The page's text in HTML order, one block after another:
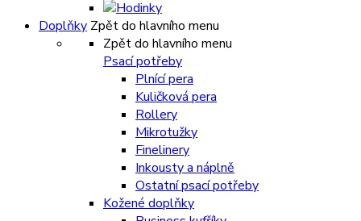
Doplňky Zpět do hlavního menu
Zpět do hlavního menu
Psací potřeby
Plnící pera
Kuličková pera
Rollery
Mikrotužky
Finelinery
Inkousty a náplně
Ostatní psací potřeby
Kožené doplňky